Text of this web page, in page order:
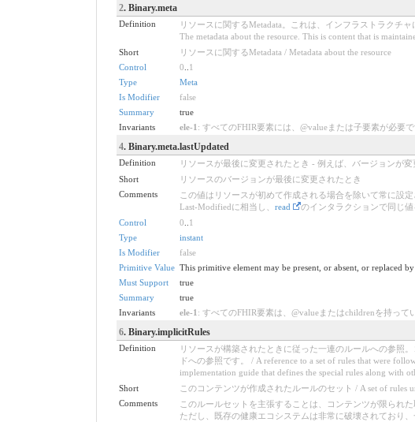
2. Binary.meta
Definition
リソースに関するMetadata。これは、インフラストラクチ
The metadata about the resource. This is content that is
Short
リソースに関するMetadata / Metadata about the resource
Control
0
1
Type
Meta
Is Modifier
false
Summary
true
Invariants
ele-1 : すべてのFHIR要素には、@valueまたは子要素が必要
4. Binary.meta.lastUpdated
Definition
リソースが最後に変更されたとき - 例えば、バージョンが変
Short
リソースのバージョンが最後に変更されたとき
Comments
この値はリソースが初めて作成される場合を除いて常に設
Last-Modifiedに相当し、 read
のインタラクションで同じ値
Control
0
1
Type
instant
Is Modifier
false
Primitive Value This primitive element may be present, or absent, or replaced
Must Support
true
Summary
true
Invariants
ele-1 : すべてのFHIR要素は、@valueまたはchildrenを持っ
6. Binary.implicitRules
Definition
リソースが構築されたときに従った一連のルールへの参照
ドへの参照です。 / A reference to a set of rules that were
implementation guide that defines the special rules along with
Short
このコンテンツが作成されたルールのセット / A set of rules
Comments
このルールセットを主張することは、コンテンツが限られ
ただし、既存の健康エコシステムは非常に破壊されており